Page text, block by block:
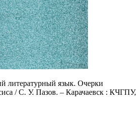
литературный язык. Очерки
/ С. У. Пазов. – Карачаевск : КЧГПУ,